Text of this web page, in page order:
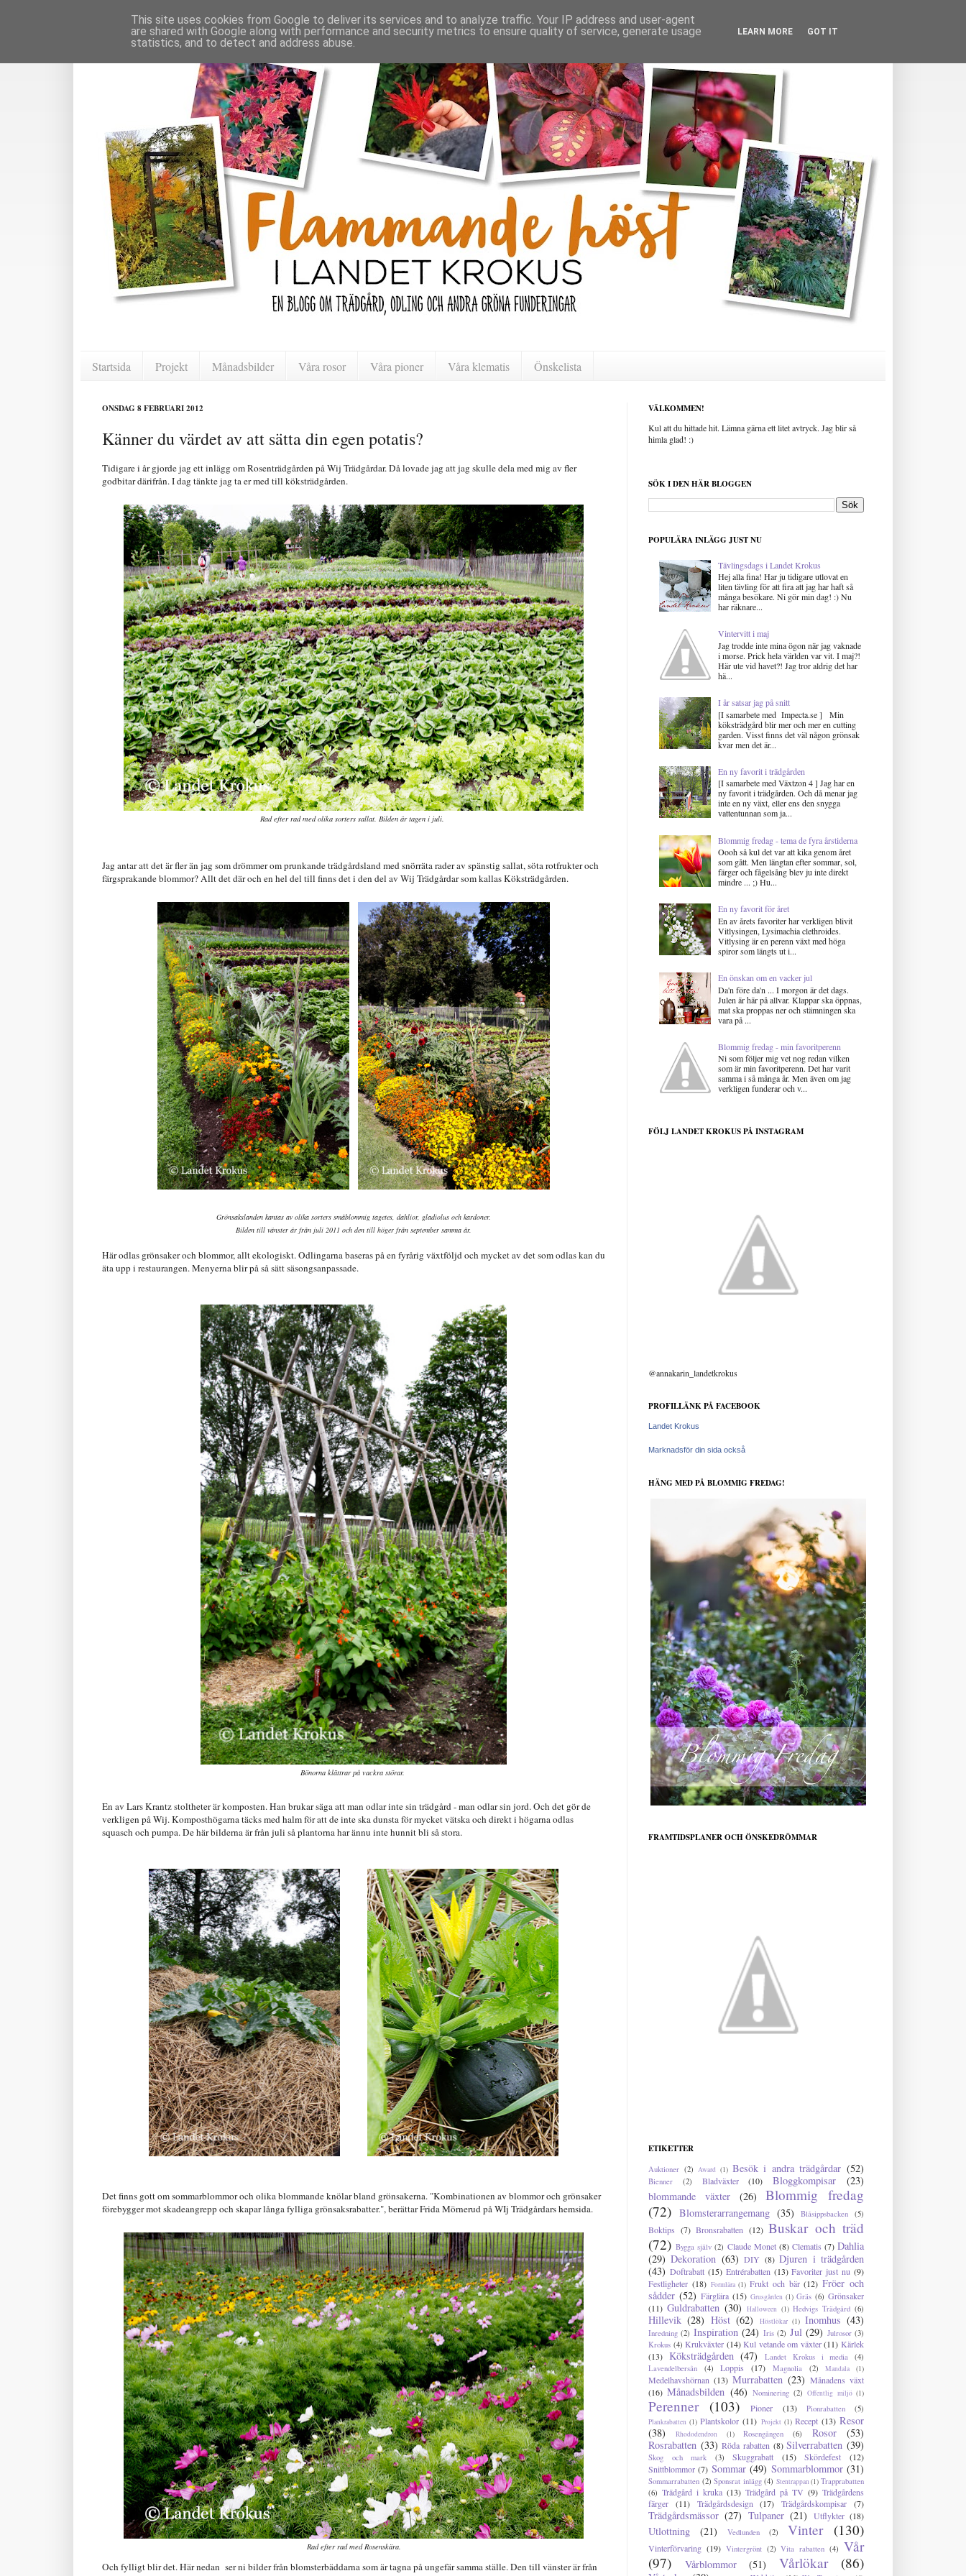
Startsida Projekt Månadsbilder Våra rosor Våra pioner Våra klematis Önskelista
ONSDAG 8 FEBRUARI 2012
Känner du värdet av att sätta din egen potatis?
Tidigare i år gjorde jag ett inlägg om Rosenträdgården på Wij Trädgårdar. Då lovade jag att jag skulle dela med mig av fler
godbitar därifrån. I dag tänkte jag ta er med till köksträdgården.
Rad efter rad med olika sorters sallat. Bilden är tagen i juli.
Jag antar att det är fler än jag som drömmer om prunkande trädgårdsland med snörräta rader av spänstig sallat, söta rotfrukter och
färgsprakande blommor? Allt det där och en hel del till finns det i den del av Wij Trädgårdar som kallas Köksträdgården.
Grönsakslanden kantas av olika sorters småblommig tagetes, dahlior, gladiolus och kardoner.
Bilden till vänster är från juli 2011 och den till höger från september samma år.
Här odlas grönsaker och blommor, allt ekologiskt. Odlingarna baseras på en fyrårig växtföljd och mycket av det som odlas kan du
äta upp i restaurangen. Menyerna blir på så sätt säsongsanpassade.
Bönorna klättrar på vackra störar.
En av Lars Krantz stoltheter är komposten. Han brukar säga att man odlar inte sin trädgård - man odlar sin jord. Och det gör de
verkligen på Wij. Komposthögarna täcks med halm för att de inte ska dunsta för mycket vätska och direkt i högarna odlas
squasch och pumpa. De här bilderna är från juli så plantorna har ännu inte hunnit bli så stora.
Det finns gott om sommarblommor och olika blommande knölar bland grönsakerna. "Kombinationen av blommor och grönsaker
förebygger mot skadeangrepp och skapar långa fylliga grönsaksrabatter.", berättar Frida Mörnerud på WIj Trädgårdars hemsida.
Rad efter rad med Rosenskära.
Och fylligt blir det. Här nedan ser ni bilder från blomsterbäddarna som är tagna på ungefär samma ställe. Den till vänster är från
VÄLKOMMEN!
Kul att du hittade hit. Lämna gärna ett litet avtryck. Jag blir så
himla glad! :)
SÖK I DEN HÄR BLOGGEN
POPULÄRA INLÄGG JUST NU
Tävlingsdags i Landet Krokus
Hej alla fina! Har ju tidigare utlovat en
liten tävling för att fira att jag har haft så
många besökare. Ni gör min dag! :) Nu
har räknare...
Vintervitt i maj
Jag trodde inte mina ögon när jag vaknade
i morse. Prick hela världen var vit. I maj?!
Här ute vid havet?! Jag tror aldrig det har
hä...
I år satsar jag på snitt
[I samarbete med Impecta.se ] Min
köksträdgård blir mer och mer en cutting
garden. Visst finns det väl någon grönsak
kvar men det är...
En ny favorit i trädgården
[I samarbete med Växtzon 4 ] Jag har en
ny favorit i trädgården. Och då menar jag
inte en ny växt, eller ens den snygga
vattentunnan som ja...
Blommig fredag - tema de fyra årstiderna
Oooh så kul det var att kika genom året
som gått. Men längtan efter sommar, sol,
färger och fågelsång blev ju inte direkt
mindre ... ;) Hu...
En ny favorit för året
En av årets favoriter har verkligen blivit
Vitlysingen, Lysimachia clethroides.
Vitlysing är en perenn växt med höga
spiror som längts ut i...
En önskan om en vacker jul
Da'n före da'n ... I morgon är det dags.
Julen är här på allvar. Klappar ska öppnas,
mat ska proppas ner och stämningen ska
vara på ...
Blommig fredag - min favoritperenn
Ni som följer mig vet nog redan vilken
som är min favoritperenn. Det har varit
samma i så många år. Men även om jag
verkligen funderar och v...
FÖLJ LANDET KROKUS PÅ INSTAGRAM
@annakarin_landetkrokus
PROFILLÄNK PÅ FACEBOOK
Landet Krokus
Marknadsför din sida också
HÄNG MED PÅ BLOMMIG FREDAG!
FRAMTIDSPLANER OCH ÖNSKEDRÖMMAR
ETIKETTER
Auktioner (2) Award (1) Besök i andra trädgårdar (52)
Bienner (2) Bladväxter (10) Bloggkompisar
(23)
blommande växter
(26)
Blommig fredag
(72) Blomsterarrangemang (35) Blåsippsbacken (5)
Boktips (7) Bronsrabatten (12) Buskar och träd
(72) Bygga själv (2) Claude Monet (8) Clematis (7) Dahlia
(29) Dekoration (63) DIY (8) Djuren i trädgården
(43) Doftrabatt (15) Entrérabatten (13) Favoriter just nu (9)
Festligheter (18) Formlära (1) Frukt och bär (12) Fröer och
sådder (52) Färglära (15) Grusgården (1) Gräs (6) Grönsaker
(11) Guldrabatten (30) Halloween (1) Hedvigs Trädgård (6)
Hillevik (28) Höst (62) Höstlökar (1) Inomhus (43)
Inredning (2) Inspiration (24) Iris (2) Jul (29) Julrosor (3)
Krokus (4) Krukväxter (14) Kul vetande om växter (11) Kärlek
(13) Köksträdgården (47) Landet Krokus i media
(4)
Lavendelbersån
(4) Loppis (17) Magnolia (2) Mandala (1)
Medelhavshörnan (13) Murrabatten (23) Månadens växt
(16) Månadsbilden (46) Nominering (2) Offentlig miljö (1)
Perenner (103) Pioner (13) Pionrabatten (5)
Plankrabatten (1) Plantskolor (11) Projekt (1) Recept (13) Resor
(38)
Rhododendron (1) Rosengången (6) Rosor
(53)
Rosrabatten (33) Röda rabatten (8) Silverrabatten (39)
Skog och mark (3) Skuggrabatt (15) Skördefest
(12)
Snittblommor (7) Sommar (49) Sommarblommor (31)
Sommarrabatten (2) Sponsrat inlägg (4) Stentrappan(1) Trapprabatten
(6) Trädgård i kruka (13) Trädgård på TV (9) Trädgårdens
färger
(11) Trädgårdsdesign (17) Trädgårdskompisar (7)
Trädgårdsmässor (27) Tulpaner (21) Utflykter (18)
Utlottning (21) Vedlunden (2) Vinter (130)
Vinterförvaring (19) Vintergrönt (2) Vita rabatten (4) Vår
(97)
Vårblommor (51) Vårlökar (86)
This site uses cookies from Google to deliver its services and to analyze traffic. Your IP address and user-agent
are shared with Google along with performance and security metrics to ensure quality of service, generate usage
statistics, and to detect and address abuse.
LEARN MORE GOT IT